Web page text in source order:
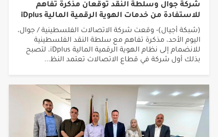
شركة جوال وسلطة النقد توقعان مذكرة تفاهم
للاستفادة من خدمات الهوية الرقمية المالية iDplus
(شبكة أجيال)- وقعت شركة الاتصالات الفلسطينية / جوال،
اليوم الأحد، مذكرة تفاهم مع سلطة النقد الفلسطينية
للانضمام إلى نظام الهوية الرقمية المالية iDplus، لتصبح
بذلك أول شركة في قطاع الاتصالات تعتمد النظ...